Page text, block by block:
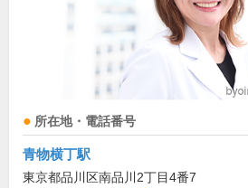
所在地・電話番号
青物横丁駅
東京都品川区南品川2丁目4番7